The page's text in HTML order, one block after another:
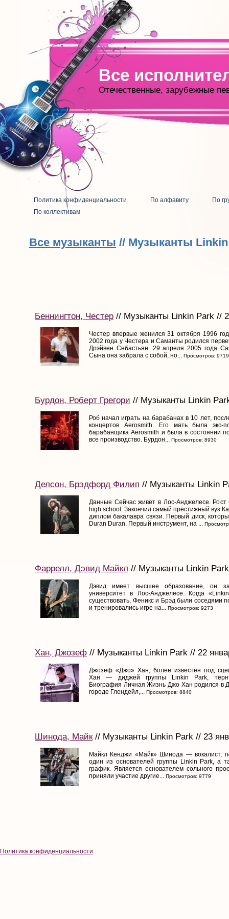
Все
Отечественные, зарубежные
Политика конфиденциальности По алфавиту
По
По коллективам
Все музыканты // Музыканты
Беннингтон, Честер // Музыканты Linkin Park //
Честер впервые женился 31 октября 1996
2002 года у Честера и Саманты родился
Дрэйвен Себастьян. 29 апреля 2005 года
Сына она забрала с собой, но... Просмотров: 9719
Бурдон, Роберт Грегори // Музыканты Linkin
Роб начал играть на барабанах в 10 лет,
концертов Aerosmith. Его мать была экс-
барабанщика Aerosmith и была в состоянии
все производство. Бурдон... Просмотров: 8930
Делсон, Брэдфорд Филип // Музыканты Linkin
Данные Сейчас живёт в Лос-Анджелесе.
high school. Закончил самый престижный вуз
диплом бакалавра связи. Первый диск,
Duran Duran. Первый инструмент, на ...
Фаррелл, Дэвид Майкл // Музыканты Linkin
Дэвид имеет высшее образование, он
университет в Лос-Анджелесе. Когда
существовать, Феникс и Брэд были соседями
и тренировались игре на... Просмотров: 9273
Хан, Джозеф // Музыканты Linkin Park // 22
Джозеф «Джо» Хaн, более известен под
Хан — диджей группы Linkin Park,
Биография Личная Жизнь Джо Хaн родился в
городе Глендейл,... Просмотров: 8840
Шинода, Майк// Музыканты Linkin Park // 23
Майкл Кенджи «Майк» Шинода — вокалист,
один из основателей группы Linkin Park, а
график. Является основателем сольного
приняли участие другие... Просмотров: 9779
Политика конфиденциальности